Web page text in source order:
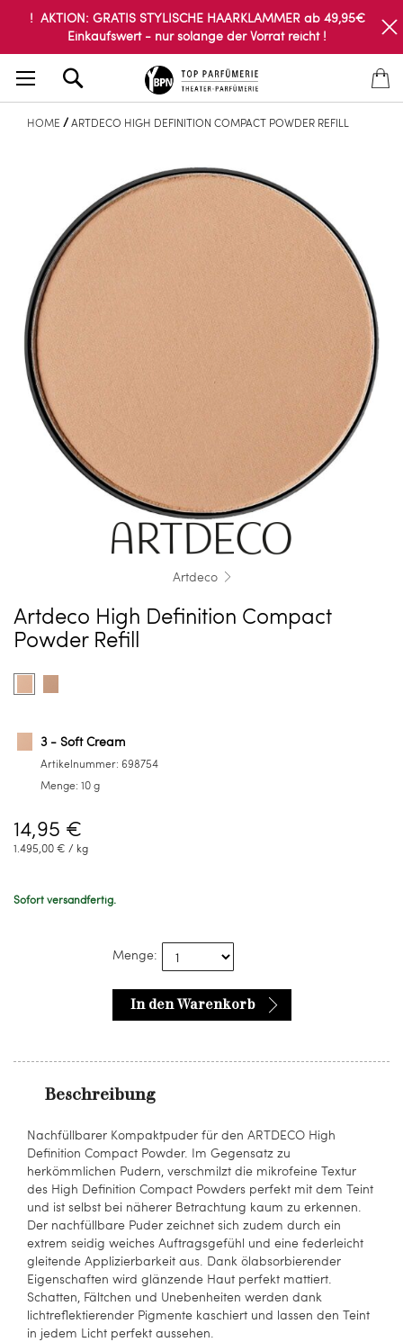
! AKTION: GRATIS STYLISCHE HAARKLAMMER ab 49,95€
Einkaufswert - nur solange der Vorrat reicht !
HOME ARTDECO HIGH DEFINITION COMPACT POWDER REFILL
Artdeco
Artdeco High Definition Compact
Powder Refill
Farbe
auswählen
Product
options
3
-
Cream
Product
options
6
Soft
Fawn
3 - Soft Cream
Artikelnummer: 698754
Menge: 10 g
14,95 €
1.495,00 € / kg
Sofort versandfertig.
Menge:
In den Warenkorb
Beschreibung
Nachfüllbarer Kompaktpuder für den ARTDECO High
Definition Compact Powder. Im Gegensatz zu
herkömmlichen Pudern, verschmilzt die mikrofeine Textur
des High Definition Compact Powders perfekt mit dem Teint
und ist selbst bei näherer Betrachtung kaum zu erkennen.
Der nachfüllbare Puder zeichnet sich zudem durch ein
extrem seidig weiches Auftragsgefühl und eine federleicht
gleitende Applizierbarkeit aus. Dank ölabsorbierender
Eigenschaften wird glänzende Haut perfekt mattiert.
Schatten, Fältchen und Unebenheiten werden dank
lichtreflektierender Pigmente kaschiert und lassen den Teint
in jedem Licht perfekt aussehen.